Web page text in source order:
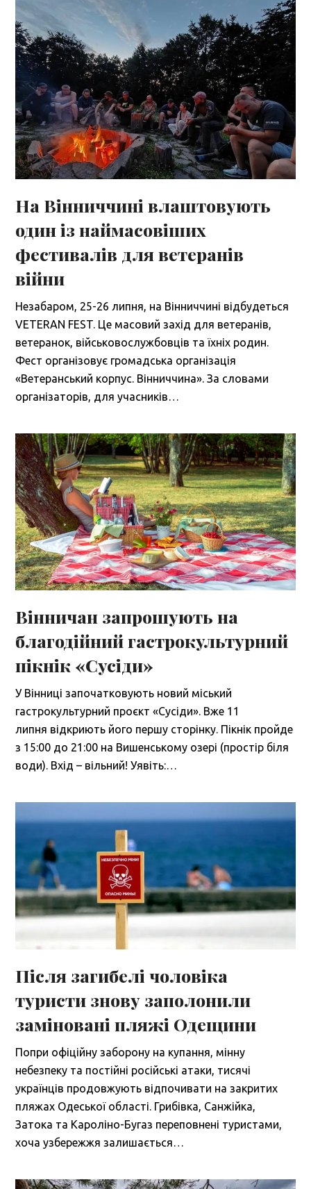
На Вінниччині влаштовують
один із наймасовіших
фестивалів для ветеранів
війни
Незабаром, 25-26 липня, на Вінниччині відбудеться
VETERAN FEST. Це масовий захід для ветеранів,
ветеранок, військовослужбовців та їхніх родин.
Фест організовує громадська організація
«Ветеранський корпус. Вінниччина». За словами
організаторів, для учасників…
Вінничан запрошують на
благодійний гастрокультурний
пікнік «Сусіди»
У Вінниці започатковують новий міський
гастрокультурний проєкт «Сусіди». Вже 11
липня відкриють його першу сторінку. Пікнік пройде
з 15:00 до 21:00 на Вишенському озері (простір біля
води). Вхід – вільний! Уявіть:…
Після загибелі чоловіка
туристи знову заполонили
заміновані пляжі Одещини
Попри офіційну заборону на купання, мінну
небезпеку та постійні російські атаки, тисячі
українців продовжують відпочивати на закритих
пляжах Одеської області. Грибівка, Санжійка,
Затока та Кароліно-Бугаз переповнені туристами,
хоча узбережжя залишається…